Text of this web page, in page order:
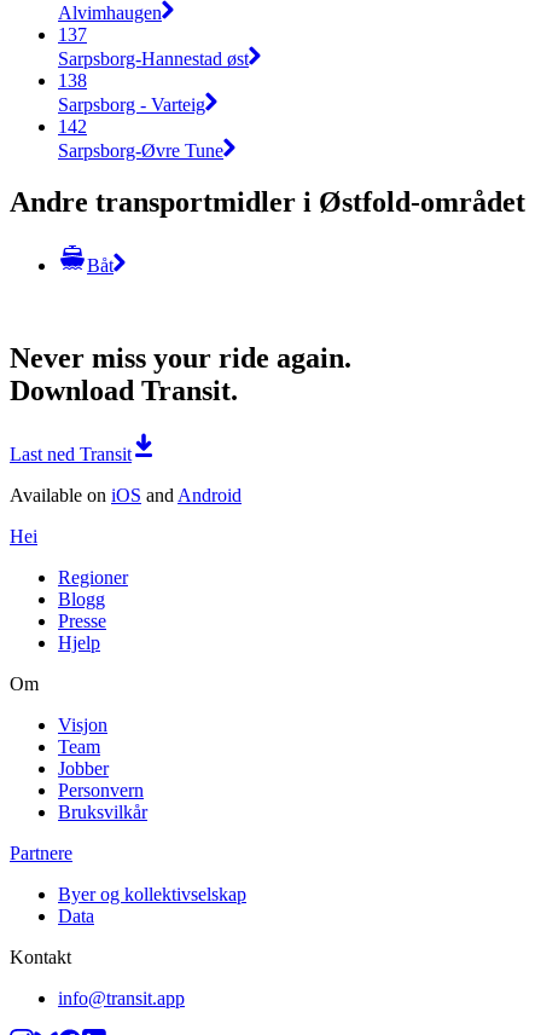
Alvimhaugen
137
Sarpsborg-Hannestad øst
138
Sarpsborg - Varteig
142
Sarpsborg-Øvre Tune
Andre transportmidler i Østfold-området
Båt
Never miss your ride again.
Download Transit.
Last ned Transit
Available on iOS and Android
Hei
Regioner
Blogg
Presse
Hjelp
Om
Visjon
Team
Jobber
Personvern
Bruksvilkår
Partnere
Byer og kollektivselskap
Data
Kontakt
info@transit.app